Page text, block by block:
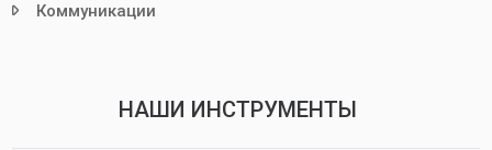
Коммуникации
НАШИ ИНСТРУМЕНТЫ